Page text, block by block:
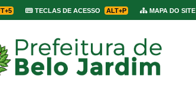
TECLAS DE ACESSO ALT+P MAPA DO SITE